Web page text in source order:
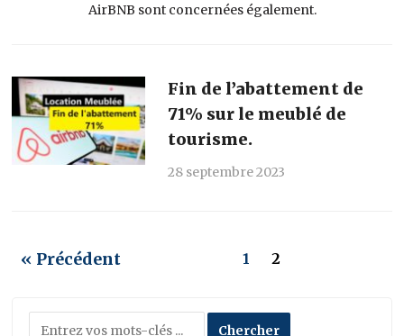
AirBNB sont concernées également.
Fin de l’abattement de
71% sur le meublé de
tourisme.
28 septembre 2023
« Précédent 1 2